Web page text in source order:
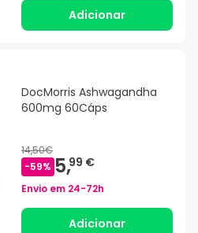
Adicionar
DocMorris Ashwagandha
600mg 60Cáps
14,50€
-59% 5,99 €
Envio em 24-72h
Adicionar